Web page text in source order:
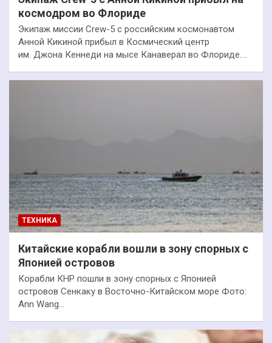
космодром во Флориде
Экипаж миссии Crew-5 с российским космонавтом
Анной Кикиной прибыл в Космический центр
им. Джона Кеннеди на мысе Канаверал во Флориде.…
ТЕХНИКА
Китайские корабли вошли в зону спорных с
Японией островов
Корабли КНР пошли в зону спорных с Японией
островов Сенкаку в Восточно-Китайском море Фото:
Ann Wang…